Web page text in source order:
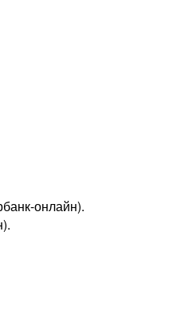
онлайн).
).